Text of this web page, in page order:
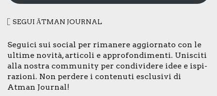
SEGUI ĀTMAN JOUR­NAL
Segui­ci sui social per rima­ne­re aggior­na­to con le
ulti­me novi­tà, arti­co­li e appro­fon­di­men­ti. Uni­sci­ti
alla nostra com­mu­ni­ty per con­di­vi­de­re idee e ispi­
ra­zio­ni. Non per­de­re i con­te­nu­ti esclu­si­vi di
Atman Jour­nal!